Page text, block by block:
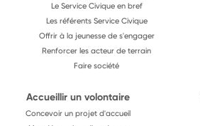
Le Service Civique en bref
Les référents Service Civique
Offrir à la jeunesse de s'engager
Renforcer les acteur de terrain
Faire société
Accueillir un volontaire
Concevoir un projet d'accueil